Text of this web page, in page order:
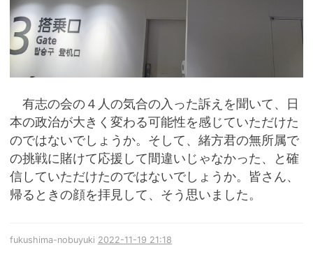
有志の会の４人の気合の入った訴えを聞いて、日
本の政治が大きく変わる可能性を感じていただけた
のではないでしょうか。そして、緒方君の無所属で
の挑戦に賭けて応援して間違いじゃなかった、と確
信していただけたのではないでしょうか。皆さん、
帰るときの顔を拝見して、そう思いました。
fukushima-nobuyuki 2022-11-19 21:18